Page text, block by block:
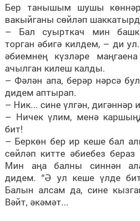
Бер танышым шушы
вакыйганы сөйләп
– Бал суырткач мин
торган әбигә килдем, – ди
әбиемнең күзләре
ачылган килеш калды.
– Фәлән апа, берәр нәрсә
дидем аптырап.
– Ник... сине үлгән, дигәннәр
– Ничек үлим, менә
бит!
– Беркөн бер ир кеше бал
сөйләп китте әбиебез
Мин аңа балны синнән
дидем. “Ә ул кеше үлде
Балын алсам да, сине
Вәйт, әкәмәт...